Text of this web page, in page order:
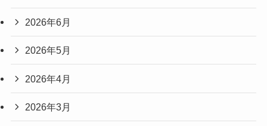
2026年6月
2026年5月
2026年4月
2026年3月